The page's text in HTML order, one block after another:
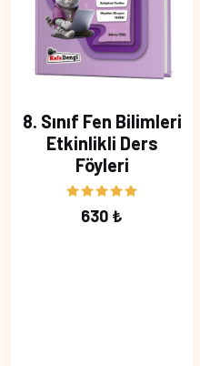
8. Sınıf Fen Bilimleri
Etkinlikli Ders
Föyleri
630 ₺